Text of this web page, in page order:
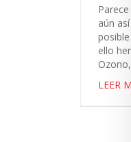
aún
ello
LEER